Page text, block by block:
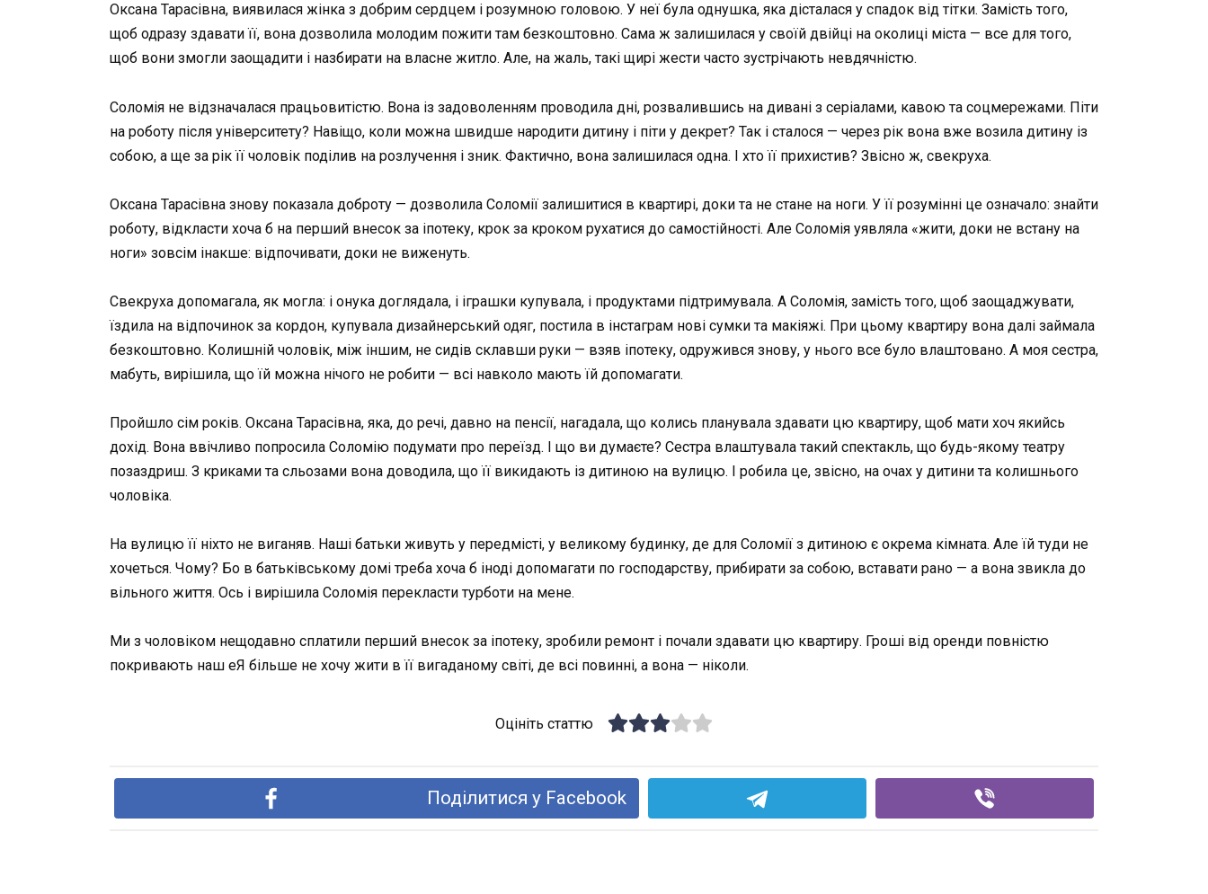
Оксана Тарасівна, виявилася жінка з добрим сердцем і розумною головою. У неї була однушка, яка дісталася у спадок від тітки. Замість того,
щоб одразу здавати її, вона дозволила молодим пожити там безкоштовно. Сама ж залишилася у своїй двійці на околиці міста — все для того,
щоб вони змогли заощадити і назбирати на власне житло. Але, на жаль, такі щирі жести часто зустрічають невдячністю.
Соломія не відзначалася працьовитістю. Вона із задоволенням проводила дні, розвалившись на дивані з серіалами, кавою та соцмережами. Піти
на роботу після університету? Навіщо, коли можна швидше народити дитину і піти у декрет? Так і сталося — через рік вона вже возила дитину із
собою, а ще за рік її чоловік поділив на розлучення і зник. Фактично, вона залишилася одна. І хто її прихистив? Звісно ж, свекруха.
Оксана Тарасівна знову показала доброту — дозволила Соломії залишитися в квартирі, доки та не стане на ноги. У її розумінні це означало: знайти
роботу, відкласти хоча б на перший внесок за іпотеку, крок за кроком рухатися до самостійності. Але Соломія уявляла «жити, доки не встану на
ноги» зовсім інакше: відпочивати, доки не виженуть.
Свекруха допомагала, як могла: і онука доглядала, і іграшки купувала, і продуктами підтримувала. А Соломія, замість того, щоб заощаджувати,
їздила на відпочинок за кордон, купувала дизайнерський одяг, постила в інстаграм нові сумки та макіяжі. При цьому квартиру вона далі займала
безкоштовно. Колишній чоловік, між іншим, не сидів склавши руки — взяв іпотеку, одружився знову, у нього все було влаштовано. А моя сестра,
мабуть, вирішила, що їй можна нічого не робити — всі навколо мають їй допомагати.
Пройшло сім років. Оксана Тарасівна, яка, до речі, давно на пенсії, нагадала, що колись планувала здавати цю квартиру, щоб мати хоч якийсь
дохід. Вона ввічливо попросила Соломію подумати про переїзд. І що ви думаєте? Сестра влаштувала такий спектакль, що будь-якому театру
позаздриш. З криками та сльозами вона доводила, що її викидають із дитиною на вулицю. І робила це, звісно, на очах у дитини та колишнього
чоловіка.
На вулицю її ніхто не виганяв. Наші батьки живуть у передмісті, у великому будинку, де для Соломії з дитиною є окрема кімната. Але їй туди не
хочеться. Чому? Бо в батьківському домі треба хоча б іноді допомагати по господарству, прибирати за собою, вставати рано — а вона звикла до
вільного життя. Ось і вирішила Соломія перекласти турботи на мене.
Ми з чоловіком нещодавно сплатили перший внесок за іпотеку, зробили ремонт і почали здавати цю квартиру. Гроші від оренди повністю
покривають наш еЯ більше не хочу жити в її вигаданому світі, де всі повинні, а вона — ніколи.
Оцініть статтю
Поділитися у Facebook